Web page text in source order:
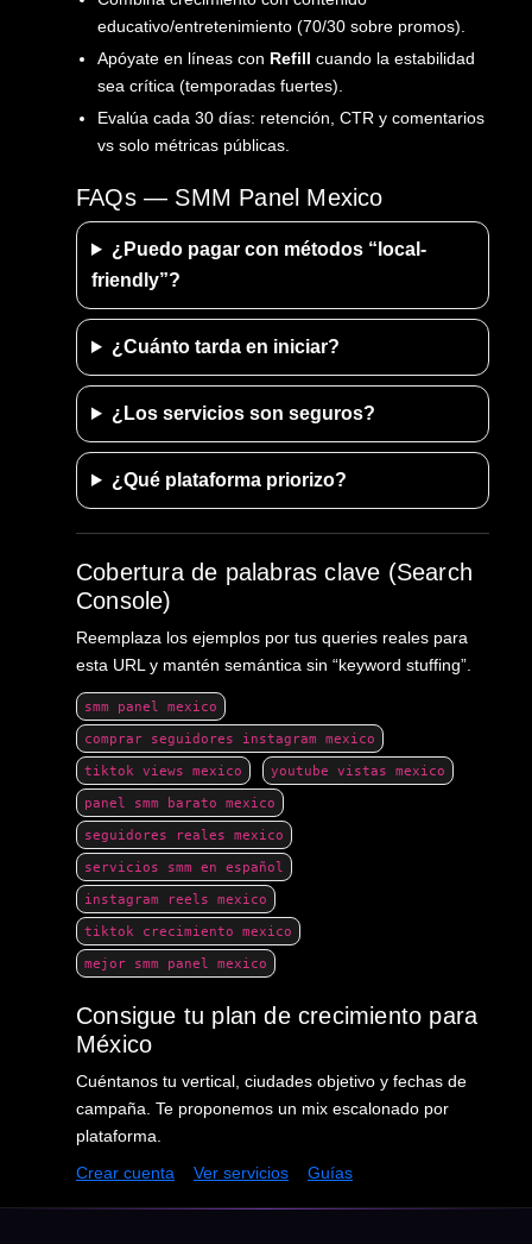
educativo/entretenimiento (70/30 sobre promos).
Apóyate en líneas con Refill cuando la estabilidad
sea crítica (temporadas fuertes).
Evalúa cada 30 días: retención, CTR y comentarios
vs solo métricas públicas.
FAQs — SMM Panel Mexico
¿Puedo pagar con métodos “local-
friendly”?
¿Cuánto tarda en iniciar?
¿Los servicios son seguros?
¿Qué plataforma priorizo?
Cobertura de palabras clave (Search
Console)
Reemplaza los ejemplos por tus queries reales para
esta URL y mantén semántica sin “keyword stuffing”.
smm panel mexico
comprar seguidores instagram mexico
tiktok views mexico
youtube vistas mexico
panel smm barato mexico
seguidores reales mexico
servicios smm en español
instagram reels mexico
tiktok crecimiento mexico
mejor smm panel mexico
Consigue tu plan de crecimiento para
México
Cuéntanos tu vertical, ciudades objetivo y fechas de
campaña. Te proponemos un mix escalonado por
plataforma.
Crear cuenta
Ver servicios Guías